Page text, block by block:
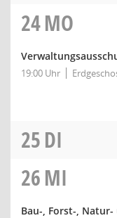
24MO
19:00 Uhr
25DI
26MI
Bau-, Forst-,